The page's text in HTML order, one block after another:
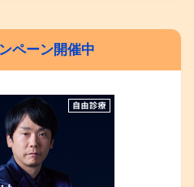
ペーン開催中